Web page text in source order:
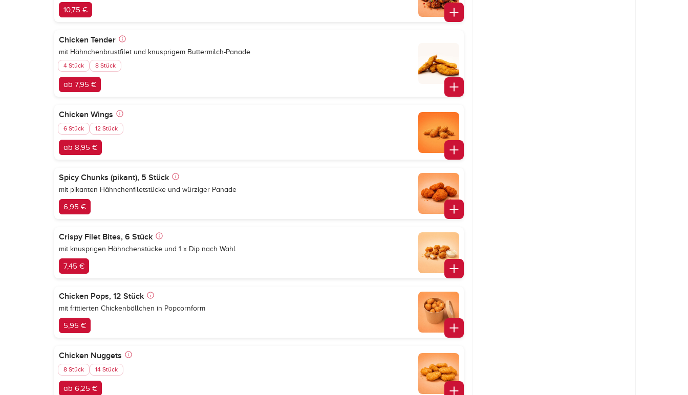
10,75 €
Chicken Tender
mit Hähnchenbrustfilet und knusprigem Buttermilch-Panade
4 Stück 8 Stück
ab 7,95 €
Chicken Wings
6 Stück 12 Stück
ab 8,95 €
Spicy Chunks (pikant), 5 Stück
mit pikanten Hähnchenfiletstücke und würziger Panade
6,95 €
Crispy Filet Bites, 6 Stück
mit knusprigen Hähnchenstücke und 1 x Dip nach Wahl
7,45 €
Chicken Pops, 12 Stück
mit frittierten Chickenbällchen in Popcornform
5,95 €
Chicken Nuggets
8 Stück 14 Stück
ab 6,25 €